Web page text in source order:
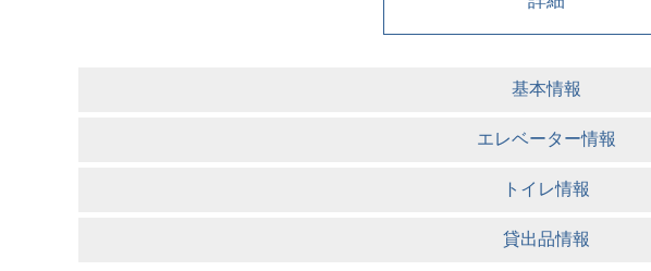
基本情報
エレベーター情報
トイレ情報
貸出品情報